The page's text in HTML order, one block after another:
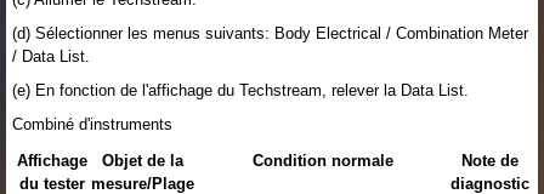
(d) Sélectionner les menus suivants: Body Electrical / Combination Meter
/ Data List.
(e) En fonction de l'affichage du Techstream, relever la Data List.
Combiné d'instruments
Affichage
du tester
Objet de la
mesure/Plage
Condition normale
Note de
diagnostic